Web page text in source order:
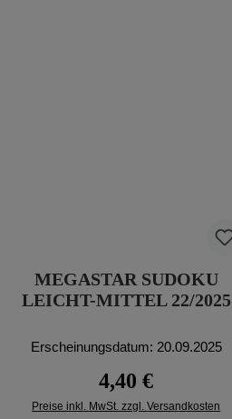
MEGASTAR SUDOKU
LEICHT-MITTEL 22/2025
Erscheinungsdatum: 20.09.2025
Regulärer Preis:
4,40 €
Preise inkl. MwSt. zzgl. Versandkosten